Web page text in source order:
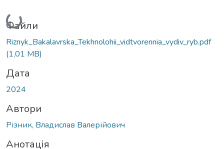
Вантажиться...
Файли
Riznyk_Bakalavrska_Tekhnolohii_vidtvorennia_vydiv_ryb.pdf
(1,01 MB)
Дата
2024
Автори
Різник, Владислав Валерійович
Анотація